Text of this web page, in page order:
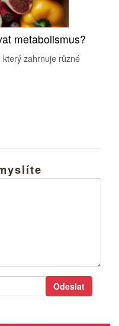
metabolismus?
zahrnuje různé